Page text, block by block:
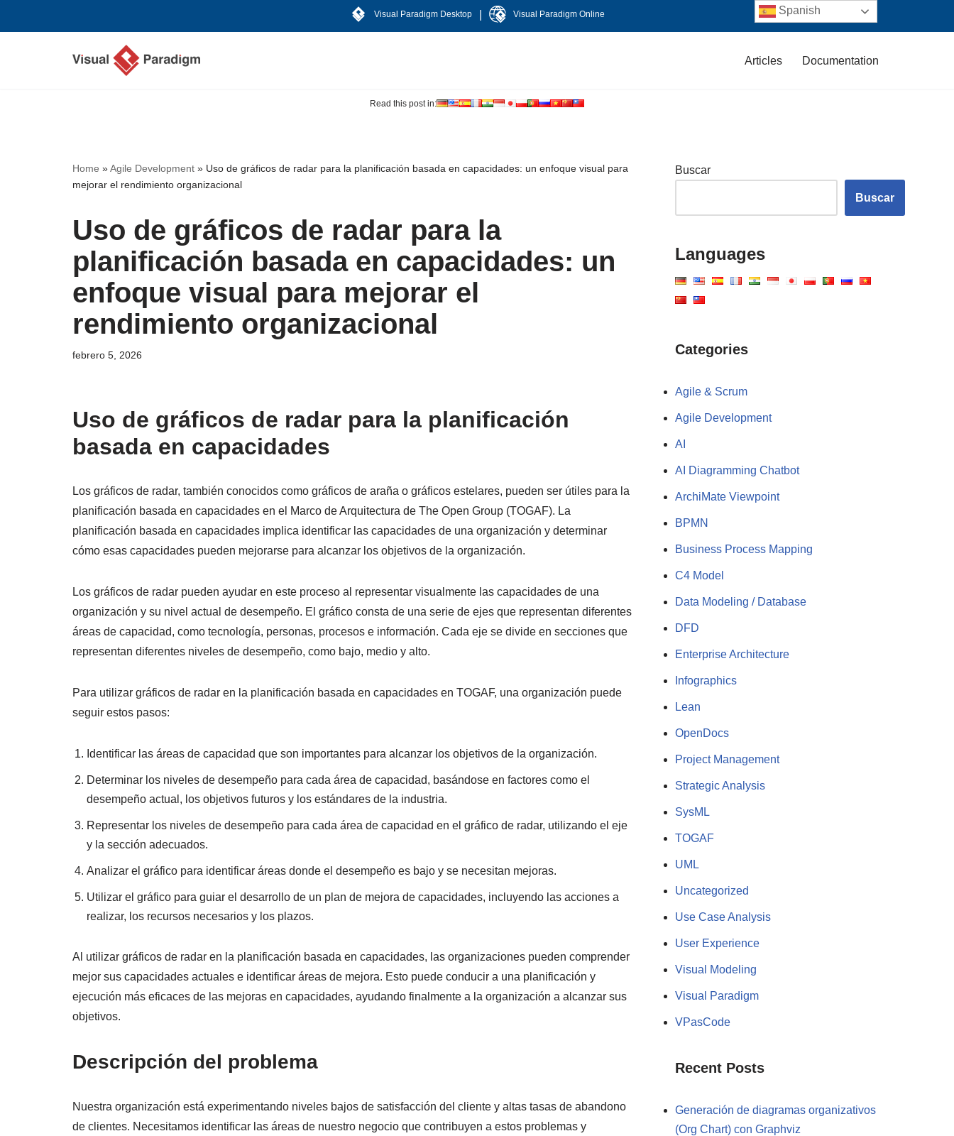
Visual Paradigm Desktop Visual Paradigm Online
Articles Documentation
Read this post in:
Home »Agile Development » Uso de gráficos de radar para la planificación basada en capacidades: un enfoque visual para
mejorar el rendimiento organizacional
Uso de gráficos de radar para la
planificación basada en capacidades: un
enfoque visual para mejorar el
rendimiento organizacional
febrero 5, 2026
Uso de gráficos de radar para la planificación
basada en capacidades
Los gráficos de radar, también conocidos como gráficos de araña o gráficos estelares, pueden ser útiles para la
planificación basada en capacidades en el Marco de Arquitectura de The Open Group (TOGAF). La
planificación basada en capacidades implica identificar las capacidades de una organización y determinar
cómo esas capacidades pueden mejorarse para alcanzar los objetivos de la organización.
Los gráficos de radar pueden ayudar en este proceso al representar visualmente las capacidades de una
organización y su nivel actual de desempeño. El gráfico consta de una serie de ejes que representan diferentes
áreas de capacidad, como tecnología, personas, procesos e información. Cada eje se divide en secciones que
representan diferentes niveles de desempeño, como bajo, medio y alto.
Para utilizar gráficos de radar en la planificación basada en capacidades en TOGAF, una organización puede
seguir estos pasos:
Identificar las áreas de capacidad que son importantes para alcanzar los objetivos de la organización.
Determinar los niveles de desempeño para cada área de capacidad, basándose en factores como el
desempeño actual, los objetivos futuros y los estándares de la industria.
Representar los niveles de desempeño para cada área de capacidad en el gráfico de radar, utilizando el eje
y la sección adecuados.
Analizar el gráfico para identificar áreas donde el desempeño es bajo y se necesitan mejoras.
Utilizar el gráfico para guiar el desarrollo de un plan de mejora de capacidades, incluyendo las acciones a
realizar, los recursos necesarios y los plazos.
Al utilizar gráficos de radar en la planificación basada en capacidades, las organizaciones pueden comprender
mejor sus capacidades actuales e identificar áreas de mejora. Esto puede conducir a una planificación y
ejecución más eficaces de las mejoras en capacidades, ayudando finalmente a la organización a alcanzar sus
objetivos.
Descripción del problema
Nuestra organización está experimentando niveles bajos de satisfacción del cliente y altas tasas de abandono
de clientes. Necesitamos identificar las áreas de nuestro negocio que contribuyen a estos problemas y
Buscar
Buscar
Languages
Categories
Agile & Scrum
Agile Development
AI
AI Diagramming Chatbot
ArchiMate Viewpoint
BPMN
Business Process Mapping
C4 Model
Data Modeling / Database
DFD
Enterprise Architecture
Infographics
Lean
OpenDocs
Project Management
Strategic Analysis
SysML
TOGAF
UML
Uncategorized
Use Case Analysis
User Experience
Visual Modeling
Visual Paradigm
VPasCode
Recent Posts
Generación de diagramas organizativos
(Org Chart) con Graphviz
Spanish